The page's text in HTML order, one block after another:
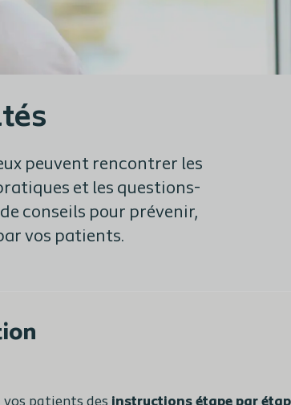
peuvent rencontrer les
et les questions-
conseils pour prévenir,
vos patients.